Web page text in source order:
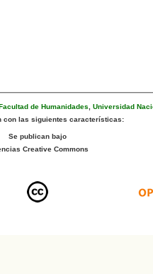
de Humanidades
Universidad
con las siguientes características:
Se publican bajo
Creative Commons